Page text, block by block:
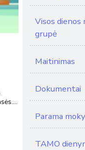
Visos dienos
grupė
Maitinimas
Dokumentai
Parama
TAMO